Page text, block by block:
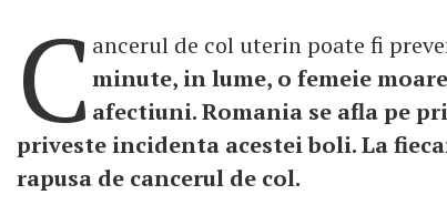
C ancerul de col uterin poate fi
minute, in lume, o femeie
afectiuni. Romania se afla pe
priveste incidenta acestei boli. La
rapusa de cancerul de col.